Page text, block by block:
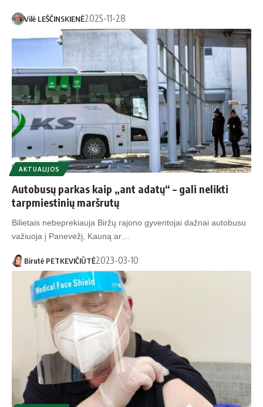
Vilė LEŠČINSKIENĖ2025-11-28
AKTUALIJOS
Autobusų parkas kaip „ant adatų“ – gali nelikti
tarpmiestinių maršrutų
Bilietais nebeprekiauja Biržų rajono gyventojai dažnai autobusu
važiuoja į Panevėžį, Kauną ar…
Birutė PETKEVIČIŪTĖ2023-03-10